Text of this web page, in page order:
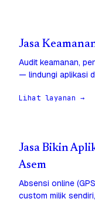
Jasa
Audit keamanan,
— lindungi aplikasi
Lihat layanan →
Jasa Bikin
Asem
Absensi online
custom milik